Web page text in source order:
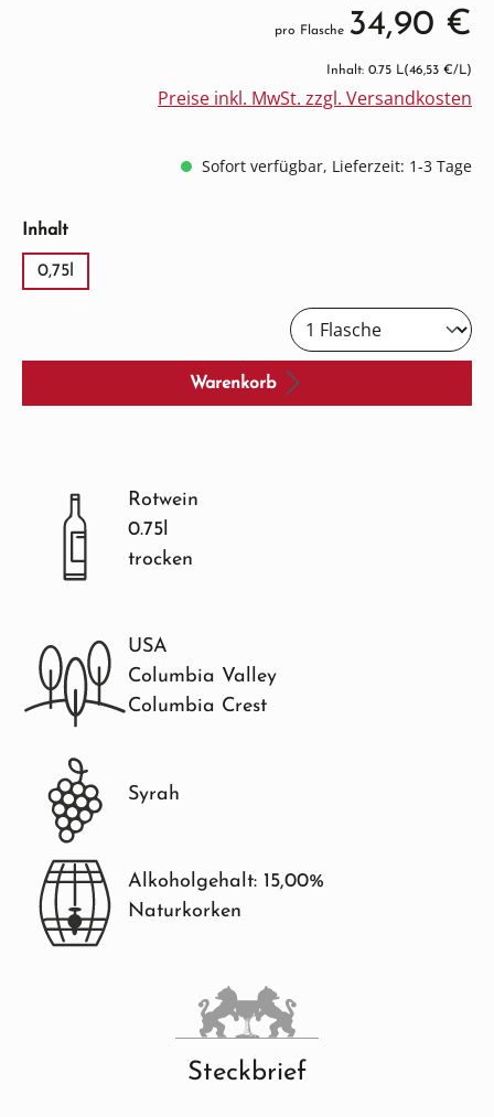
pro Flasche 34,90 €
Inhalt: 0.75 L(46,53 €/L)
Preise inkl. MwSt. zzgl. Versandkosten
Sofort verfügbar, Lieferzeit: 1-3 Tage
Inhaltauswählen
0,75l
Warenkorb
Rotwein
0.75l
trocken
USA
Columbia Valley
Columbia Crest
Syrah
Alkoholgehalt: 15,00%
Naturkorken
Steckbrief